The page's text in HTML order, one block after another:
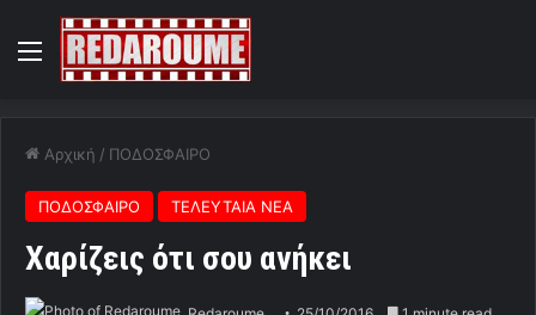
Menu
Αρχική / ΠΟΔΟΣΦΑΙΡΟ
ΠΟΔΟΣΦΑΙΡΟ ΤΕΛΕΥΤΑΙΑ ΝΕΑ
Χαρίζεις ότι σου ανήκει